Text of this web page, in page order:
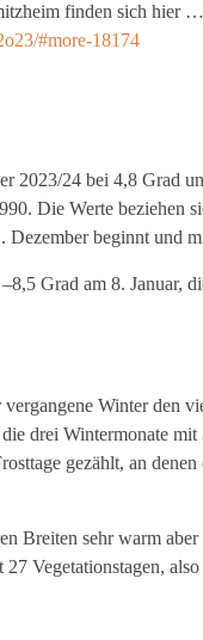
finden sich hier …
#more-18174
2023/24 bei 4,8 Grad
Die Werte beziehen
beginnt und
Grad am 8. Januar,
Winter den
drei Wintermonate mit
gezählt, an
Breiten sehr warm
Vegetationstagen,